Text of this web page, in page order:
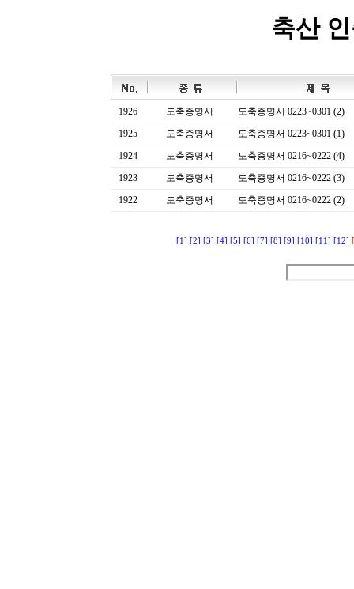
축산
1926 도축증명서
도축증명서 0223~0301 (2)
1925
도축증명서
도축증명서 0223~0301 (1)
1924
도축증명서
도축증명서 0216~0222 (4)
1923
도축증명서
도축증명서 0216~0222 (3)
1922
도축증명서 도축증명서 0216~0222 (2)
[1] [2] [3] [4] [5] [6] [7] [8] [9] [10] [11] [12]